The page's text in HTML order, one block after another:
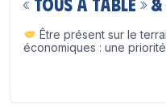
Être présent sur le
économiques : une